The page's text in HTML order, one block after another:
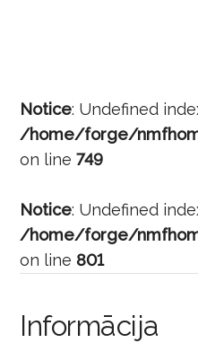
Notice: Undefined
/home/forge/
on line 749
Notice: Undefined
/home/forge/
on line 801
Informācija